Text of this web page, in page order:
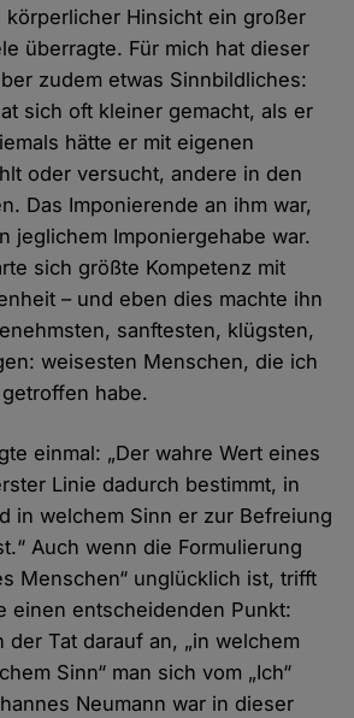
körperlicher Hinsicht ein großer
überragte. Für mich hat dieser
zudem etwas Sinnbildliches:
sich oft kleiner gemacht, als er
hätte er mit eigenen
oder versucht, andere in den
Das Imponierende an ihm war,
jeglichem Imponiergehabe war.
sich größte Kompetenz mit
– und eben dies machte ihn
sanftesten, klügsten,
weisesten Menschen, die ich
habe.
einmal: „Der wahre Wert eines
Linie dadurch bestimmt, in
in welchem Sinn er zur Befreiung
Auch wenn die Formulierung
Menschen“ unglücklich ist, trifft
einen entscheidenden Punkt:
der Tat darauf an, „in welchem
Sinn“ man sich vom „Ich“
Neumann war in dieser